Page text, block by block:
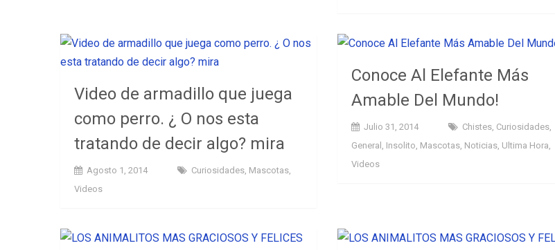
Video de armadillo que juega
como perro. ¿ O nos esta
tratando de decir algo? mira
Agosto 1, 2014 Curiosidades Mascotas
Videos
Conoce Al Elefante Más
Amable Del Mundo!
Julio 31, 2014 Chistes Curiosidades
General Insolito Mascotas Noticias Ultima Hora
Videos